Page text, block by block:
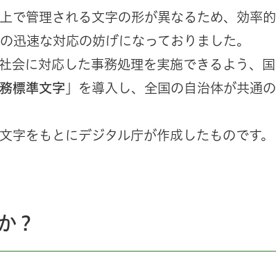
で管理される文字の形が異なるため、効率的
迅速な対応の妨げになっておりました。
会に対応した事務処理を実施できるよう、国
標準文字 」を導入し、全国の自治体が共通の
字をもとにデジタル庁が作成したものです。
？